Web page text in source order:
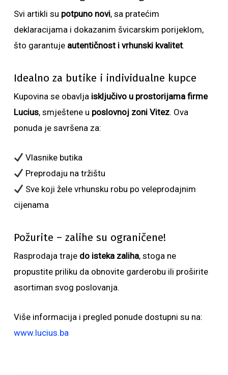
Svi artikli su potpuno novi, sa pratećim
deklaracijama i dokazanim švicarskim porijeklom,
što garantuje autentičnost i vrhunski kvalitet.
Idealno za butike i individualne kupce
Kupovina se obavlja isključivo u prostorijama firme
Lucius, smještene u poslovnoj zoni Vitez. Ova
ponuda je savršena za:
Vlasnike butika
Preprodaju na tržištu
Sve koji žele vrhunsku robu po veleprodajnim
cijenama
Požurite – zalihe su ograničene!
Rasprodaja traje do isteka zaliha, stoga ne
propustite priliku da obnovite garderobu ili proširite
asortiman svog poslovanja.
Više informacija i pregled ponude dostupni su na:
www.lucius.ba